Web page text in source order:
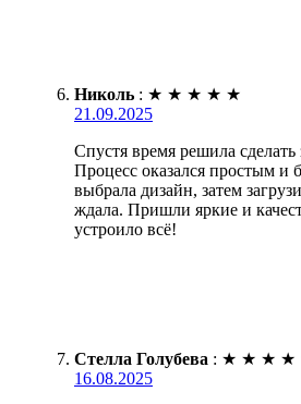
Николь : ★ ★ ★ ★ ★
21.09.2025
Спустя время решила сделать
Процесс оказался простым и
выбрала дизайн, затем
ждала. Пришли яркие и
устроило всё!
Стелла Голубева : ★ ★ ★ ★
16.08.2025